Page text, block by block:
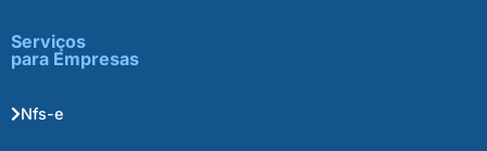
Serviços
para Empresas
Nfs-e